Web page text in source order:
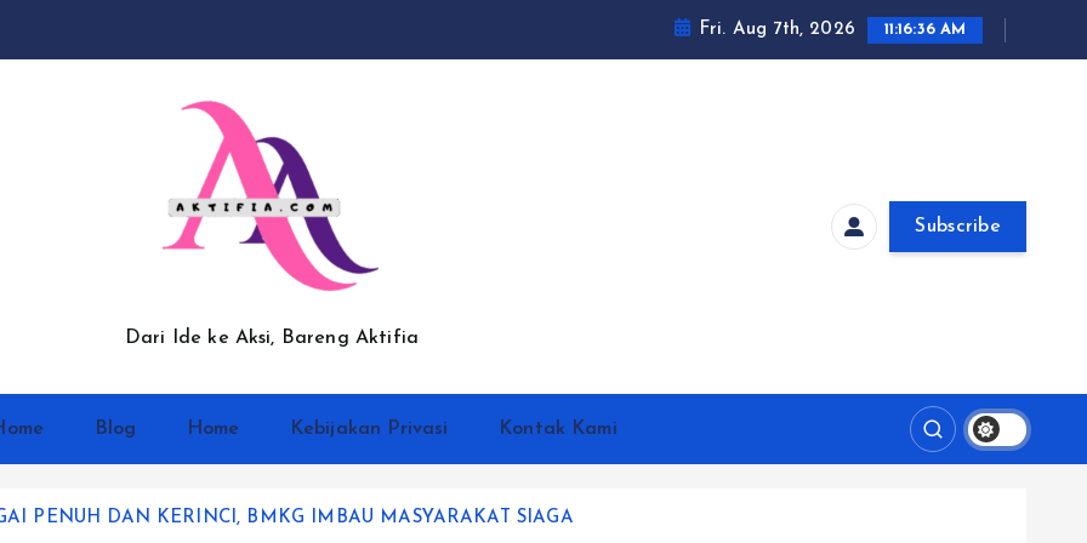
Fri. Aug 7th, 2026 11:16:37 AM
Dari Ide ke Aksi, Bareng Aktifia
Subscribe
Blog Home Kebijakan Privasi Kontak Kami
PENUH DAN KERINCI, BMKG IMBAU MASYARAKAT SIAGA